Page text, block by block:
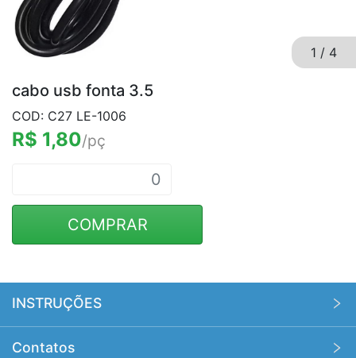
1 / 4
cabo usb fonta 3.5
COD: C27 LE-1006
R$ 1,80/pç
COMPRAR
INSTRUÇÕES
Contatos